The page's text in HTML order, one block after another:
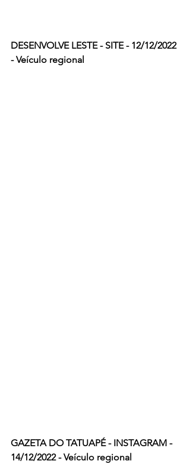
DESENVOLVE LESTE - SITE - 12/12/2022
- Veículo regional
GAZETA DO TATUAPÉ - INSTAGRAM -
14/12/2022 - Veículo regional